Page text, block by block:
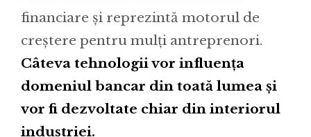
financiare și reprezintă motorul de
creștere pentru mulți antreprenori.
Câteva tehnologii vor influența
domeniul bancar din toată lumea și
vor fi dezvoltate chiar din interiorul
industriei.